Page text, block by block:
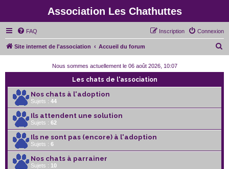
Association Les Chathuttes
FAQ Connexion
Inscription
Site internet de l'association Accueil du forum
Nous sommes actuellement le 06 août 2026, 10:07
Les chats de l'association
Nos chats à l'adoption
Sujets : 44
Ils attendent une solution
Sujets : 62
Ils ne sont pas (encore) à l'adoption
Sujets : 6
Nos chats à parrainer
Sujets : 10